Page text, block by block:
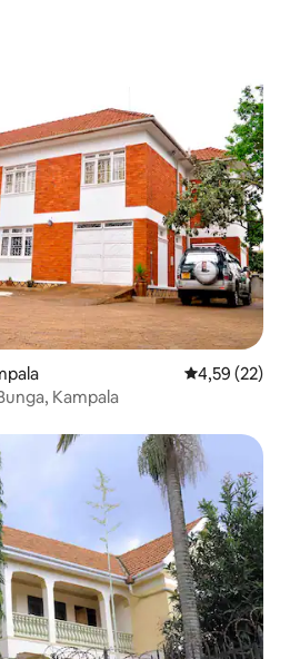
4,59 (22)
Kampala